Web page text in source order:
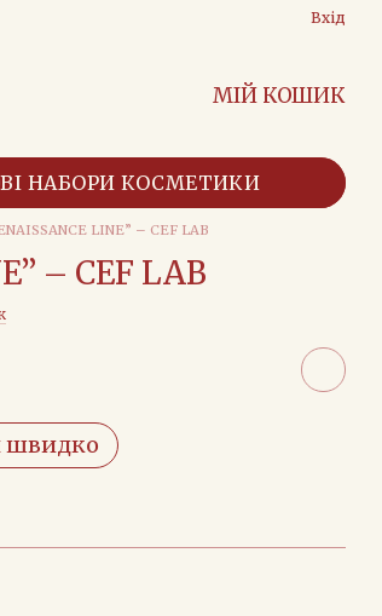
Вхід
МІЙ КОШИК
НАБОРИ КОСМЕТИКИ
LINE” – CEF LAB
– CEF LAB
швидко